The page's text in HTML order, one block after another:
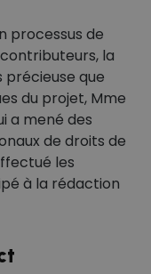
processus de
la
que
du projet, Mme
a mené des
de droits de
les
à la rédaction